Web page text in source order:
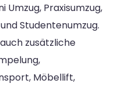
Umzug, Praxisumzug,
Studentenumzug.
zusätzliche
Möbellift,